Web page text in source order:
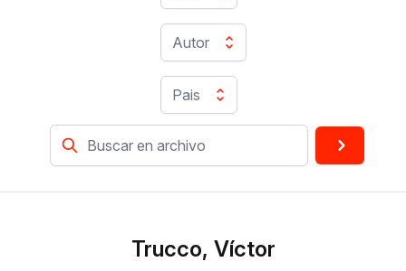
Autor
Pais
Trucco, Víctor